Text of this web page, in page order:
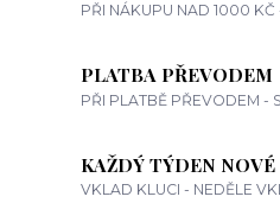
PŘI NÁKUPU NAD 1000
PLATBA PŘEVODEM
PŘI PLATBĚ PŘEVODEM -
KAŽDÝ TÝDEN
VKLAD KLUCI - NEDĚLE